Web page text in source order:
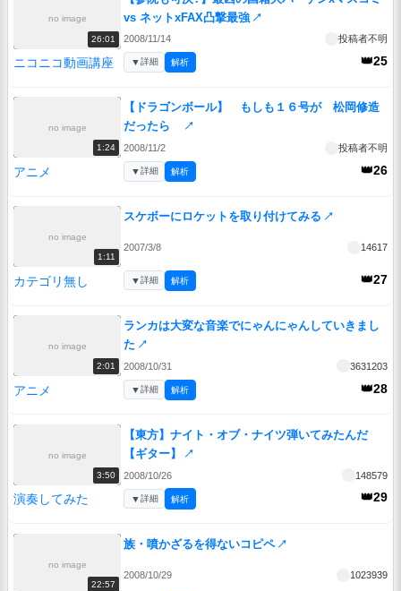
no image
26:01
vs ネットxFAX凸撃最強 ↗
2008/11/14 投稿者不明
ニコニコ動画講座 👑25
▼詳細 解析
no image
1:24
【ドラゴンボール】 もしも１６号が 松岡修造
だったら
↗
2008/11/2 投稿者不明
アニメ 👑26
▼詳細 解析
no image
1:11
スケボーにロケットを取り付けてみる ↗
2007/3/8 14617
カテゴリ無し 👑27
▼詳細 解析
no image
2:01
ランカは大変な音楽でにゃんにゃんしていきまし
た ↗
2008/10/31 3631203
アニメ 👑28
▼詳細 解析
no image
3:50
【東方】ナイト・オブ・ナイツ弾いてみたんだ
【ギター】
↗
2008/10/26 148579
演奏してみた 👑29
▼詳細 解析
no image
22:57
族・噴かざるを得ないコピペ ↗
2008/10/29 1023939